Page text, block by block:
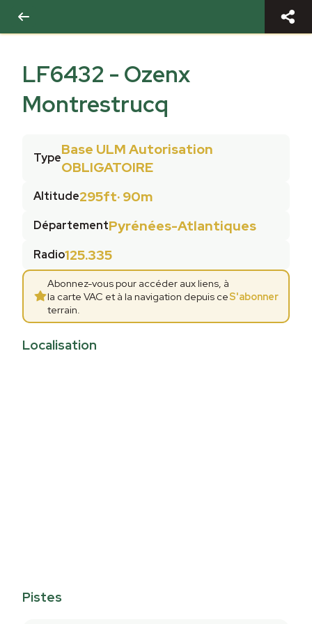
LF6432 - Ozenx
Montrestrucq
TypeBase ULM Autorisation
OBLIGATOIRE
Altitude295ft·90m
DépartementPyrénées-Atlantiques
Radio125.335
Abonnez-vous pour accéder aux liens, à
la carte VAC et à la navigation depuis ce
terrain.
S'abonner
Localisation
Pistes